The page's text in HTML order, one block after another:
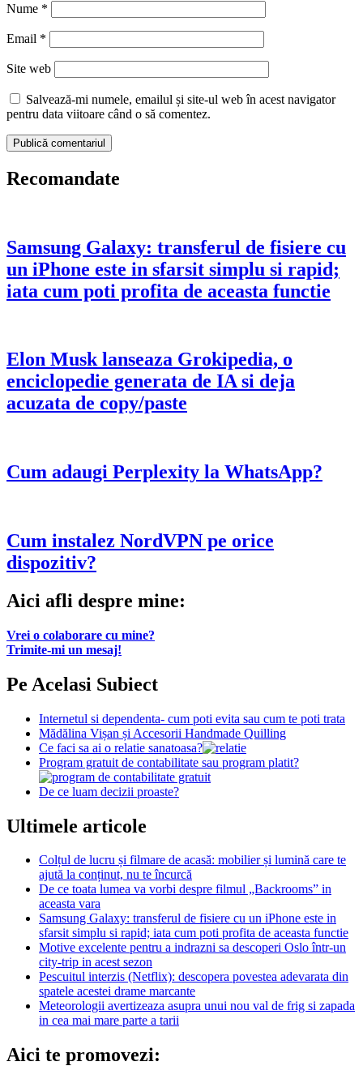
Nume *
Email *
Site web
Salvează-mi numele, emailul și site-ul web în acest navigator
pentru data viitoare când o să comentez.
Recomandate
Samsung Galaxy: transferul de fisiere cu
un iPhone este in sfarsit simplu si rapid;
iata cum poti profita de aceasta functie
Elon Musk lanseaza Grokipedia, o
enciclopedie generata de IA si deja
acuzata de copy/paste
Cum adaugi Perplexity la WhatsApp?
Cum instalez NordVPN pe orice
dispozitiv?
Aici afli despre mine:
Vrei o colaborare cu mine?
Trimite-mi un mesaj!
Pe Acelasi Subiect
Internetul si dependenta- cum poti evita sau cum te poti trata
Mădălina Vișan și Accesorii Handmade Quilling
Ce faci sa ai o relatie sanatoasa?
Program gratuit de contabilitate sau program platit?
De ce luam decizii proaste?
Ultimele articole
Colțul de lucru și filmare de acasă: mobilier și lumină care te
ajută la conținut, nu te încurcă
De ce toata lumea va vorbi despre filmul „Backrooms” in
aceasta vara
Samsung Galaxy: transferul de fisiere cu un iPhone este in
sfarsit simplu si rapid; iata cum poti profita de aceasta functie
Motive excelente pentru a indrazni sa descoperi Oslo într-un
city-trip in acest sezon
Pescuitul interzis (Netflix): descopera povestea adevarata din
spatele acestei drame marcante
Meteorologii avertizeaza asupra unui nou val de frig si zapada
in cea mai mare parte a tarii
Aici te promovezi: